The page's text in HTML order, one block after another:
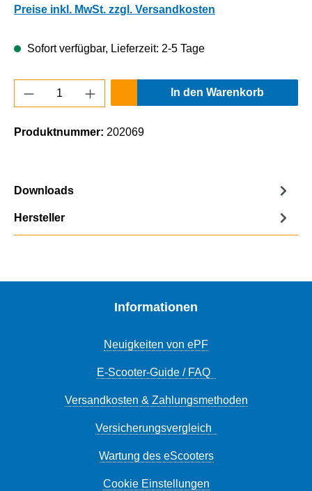
Preise inkl. MwSt. zzgl. Versandkosten
Sofort verfügbar, Lieferzeit: 2-5 Tage
Produkt Anzahl: Gib den gewünschten
In den Warenkorb
Produktnummer: 202069
Downloads
Hersteller
Informationen
Neuigkeiten von ePF
E-Scooter-Guide / FAQ
Versandkosten & Zahlungsmethoden
Versicherungsvergleich
Wartung des eScooters
Cookie Einstellungen